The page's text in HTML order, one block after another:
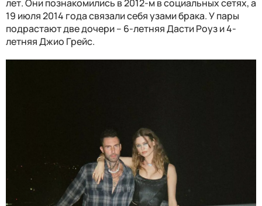
лет. Они познакомились в 2012-м в социальных сетях, а
19 июля 2014 года связали себя узами брака. У пары
подрастают две дочери – 6-летняя Дасти Роуз и 4-
летняя Джио Грейс.